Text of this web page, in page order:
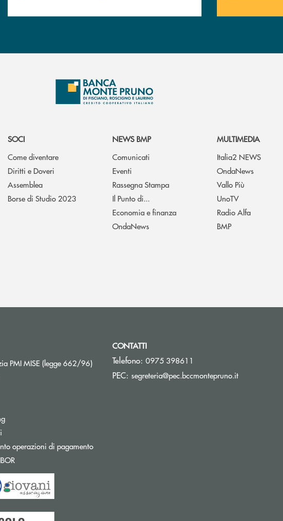
SOCI
Come diventare
Diritti e Doveri
Assemblea
Borse di Studio 2023
NEWS BMP
Comunicati
Eventi
Rassegna Stampa
Il Punto di...
Economia e finanza
OndaNews
MULTIMEDIA
Italia2 NEWS
OndaNews
Vallo Più
UnoTV
Radio Alfa
BMP
PMI MISE (legge 662/96)Apre una nuova finestra
operazioni di pagamento
Apre una nuova finestra
CONTATTI
Telefono: 0975 398611
PEC: segreteria@pec.bccmontepruno.it(si apre